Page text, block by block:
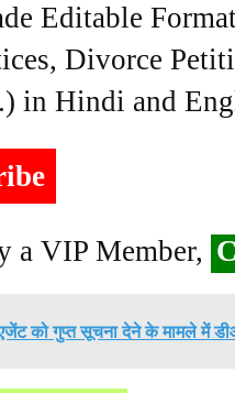
Editable
Divorce
in Hindi and
a VIP Member,
को गुप्त सूचना देने के मामले में